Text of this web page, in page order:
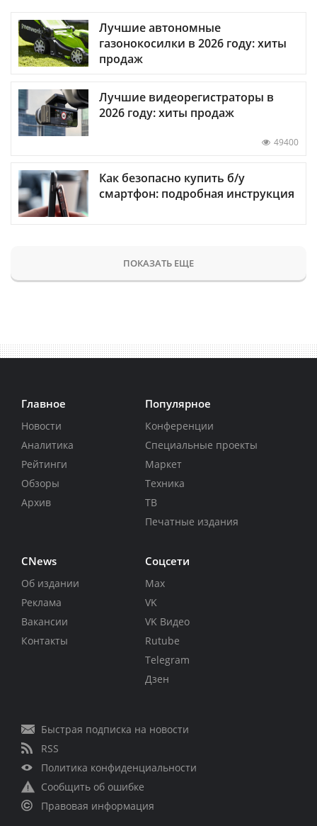
Лучшие автономные
газонокосилки в 2026 году: хиты
продаж
Лучшие видеорегистраторы в
2026 году: хиты продаж
49400
Как безопасно купить б/у
смартфон: подробная инструкция
ПОКАЗАТЬ ЕЩЕ
Главное
Новости
Аналитика
Рейтинги
Обзоры
Архив
Популярное
Конференции
Специальные проекты
Маркет
Техника
ТВ
Печатные издания
CNews
Об издании
Реклама
Вакансии
Контакты
Соцсети
Max
VK
VK Видео
Rutube
Telegram
Дзен
Быстрая подписка на новости
RSS
Политика конфиденциальности
Сообщить об ошибке
Правовая информация